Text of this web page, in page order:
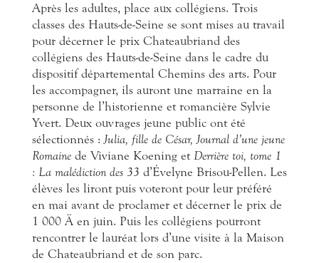
Après les adultes, place aux collégiens. Trois
classes des Hauts-de-Seine se sont mises au travail
pour décerner le prix Chateaubriand des
collégiens des Hauts-de-Seine dans le cadre du
dispositif départemental Chemins des arts. Pour
les accompagner, ils auront une marraine en la
personne de l’historienne et romancière Sylvie
Yvert. Deux ouvrages jeune public ont été
sélectionnés :Julia, fille de César, Journal d’une jeune
Romaine de Viviane Koening et Derrière toi, tome 1
: La malédiction des 33 d’Évelyne Brisou-Pellen. Les
élèves les liront puis voteront pour leur préféré
en mai avant de proclamer et décerner le prix de
1 000 Ä en juin. Puis les collégiens pourront
rencontrer le lauréat lors d’une visite à la Maison
de Chateaubriand et de son parc.